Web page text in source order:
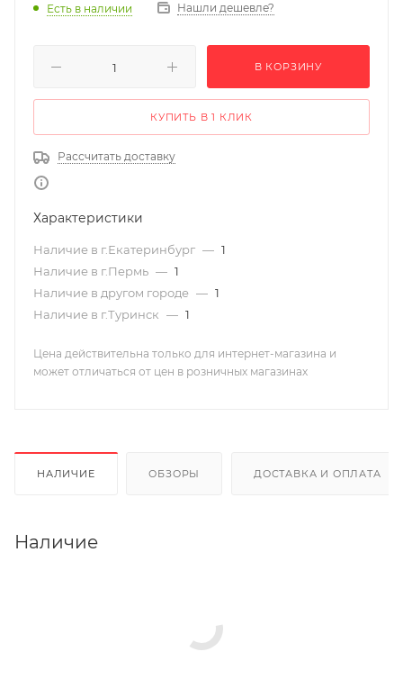
Есть в наличии Нашли дешевле?
В КОРЗИНУ
КУПИТЬ В 1 КЛИК
Рассчитать доставку
Характеристики
Наличие в г.Екатеринбург — 1
Наличие в г.Пермь — 1
Наличие в другом городе — 1
Наличие в г.Туринск — 1
Цена действительна только для интернет-магазина и
может отличаться от цен в розничных магазинах
НАЛИЧИЕ ОБЗОРЫ ДОСТАВКА И ОПЛАТА
Наличие